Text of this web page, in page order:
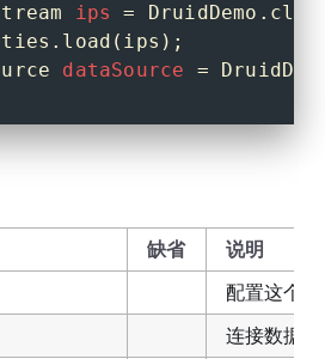
ips =
dataSource =
缺省 说明
配置这个
连接数据